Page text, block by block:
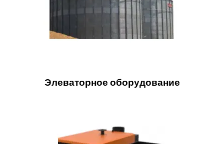
Элеваторное оборудование